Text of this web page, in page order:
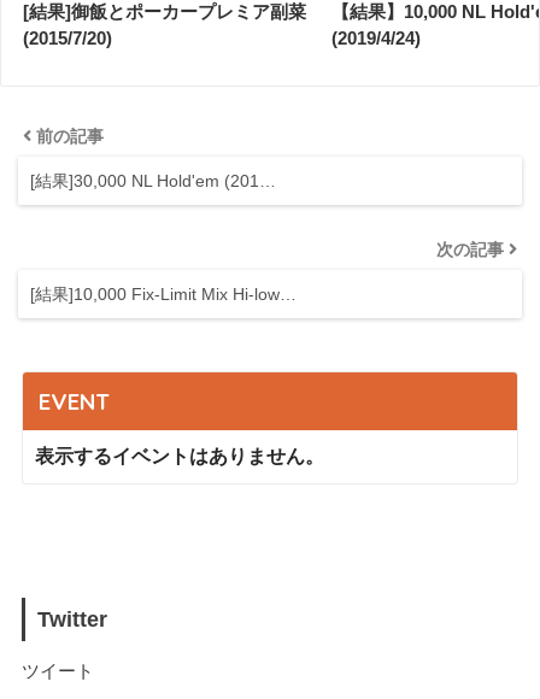
[結果]御飯とポーカープレミア副菜
(2015/7/20)
【結果】10,000 NL
(2019/4/24)
前の記事
[結果]30,000 NL Hold'em (201…
次の記事
[結果]10,000 Fix-Limit Mix Hi-low…
EVENT
表示するイベントはありません。
Twitter
ツイート